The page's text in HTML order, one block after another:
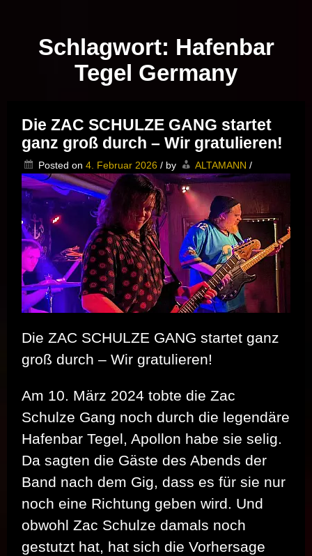
Schlagwort: Hafenbar
Tegel Germany
Die ZAC SCHULZE GANG startet
ganz groß durch – Wir gratulieren!
Posted on 4. Februar 2026 / by ALTAMANN /
Die ZAC SCHULZE GANG startet ganz
groß durch – Wir gratulieren!
Am 10. März 2024 tobte die Zac
Schulze Gang noch durch die legendäre
Hafenbar Tegel, Apollon habe sie selig.
Da sagten die Gäste des Abends der
Band nach dem Gig, dass es für sie nur
noch eine Richtung geben wird. Und
obwohl Zac Schulze damals noch
gestutzt hat, hat sich die Vorhersage